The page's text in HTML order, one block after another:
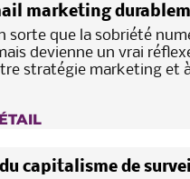
marketing
sorte que la sobriété
devienne un vrai
stratégie marketing et
capitalisme de